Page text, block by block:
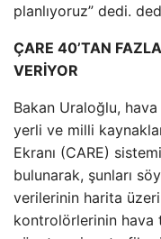
planlıyoruz” dedi.
ÇARE 40’TAN
VERİYOR
Bakan Uraloğlu,
yerli ve milli
Ekranı (CARE)
bulunarak, şunları
verilerinin harita
kontrolörlerinin